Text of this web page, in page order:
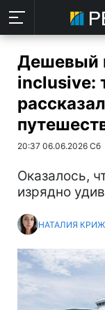
Дешевый
inclusive:
20:37 06.06.2026 Сб
Оказалось,
изрядно
НАТАЛИЯ